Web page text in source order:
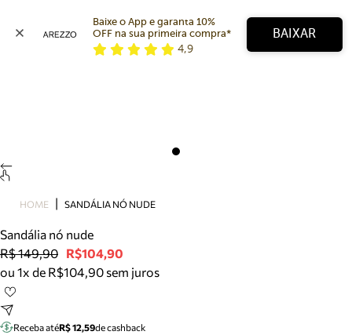
Bolsa
Tamanco
Tênis
Mule
Tire dúvidas sobre pedidos, devoluções e mais.
Baixe o App e garanta 10%
OFF na sua primeira compra*
4,9
BAIXAR
HOME SANDÁLIA NÓ NUDE
Sandália nó nude
R$ 149,90 R$104,90
ou 1x de R$104,90 sem juros
Receba atéR$ 12,59de cashback